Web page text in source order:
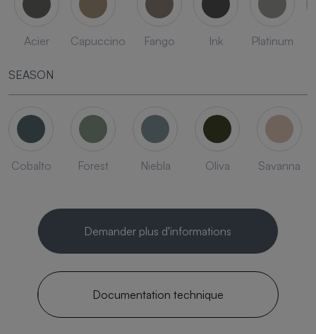
Acier Capuccino Fango Ink Platinum
SEASON
Cobalto Forest Niebla Oliva Savanna
Demander plus d'informations
Documentation technique